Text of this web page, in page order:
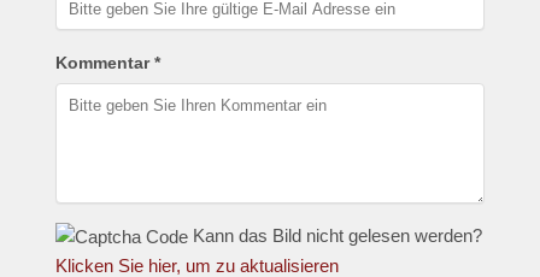
Kommentar *
Kann das Bild nicht gelesen werden?
Klicken Sie hier, um zu aktualisieren